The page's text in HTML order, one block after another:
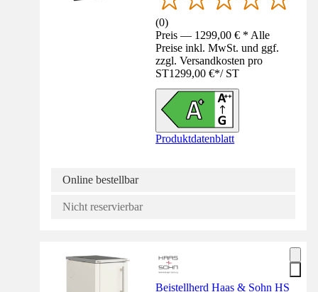
(0)
Preis — 1299,00 € * Alle
Preise inkl. MwSt. und ggf.
zzgl. Versandkosten pro
ST1299,00 €*/ ST
Produktdatenblatt
Online bestellbar
Nicht reservierbar
Beistellherd Haas & Sohn HS